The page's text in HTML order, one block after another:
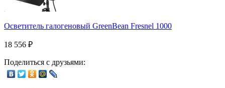
Осветитель галогеновый GreenBean Fresnel 1000
18 556 ₽
Поделиться с друзьями: